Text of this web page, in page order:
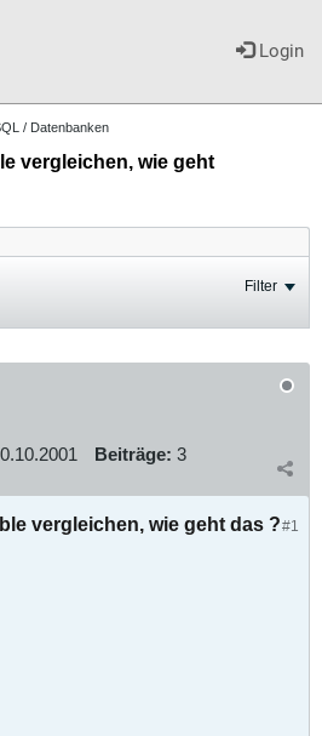
Login
/ Datenbanken
vergleichen, wie geht
Filter
Beiträge: 3
#1
vergleichen, wie geht das ?